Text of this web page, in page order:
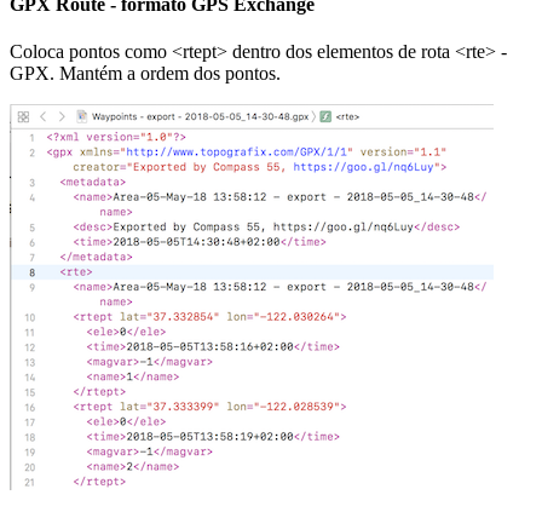
Coloca pontos como <rtept> dentro dos elementos de rota <rte> -
GPX. Mantém a ordem dos pontos.